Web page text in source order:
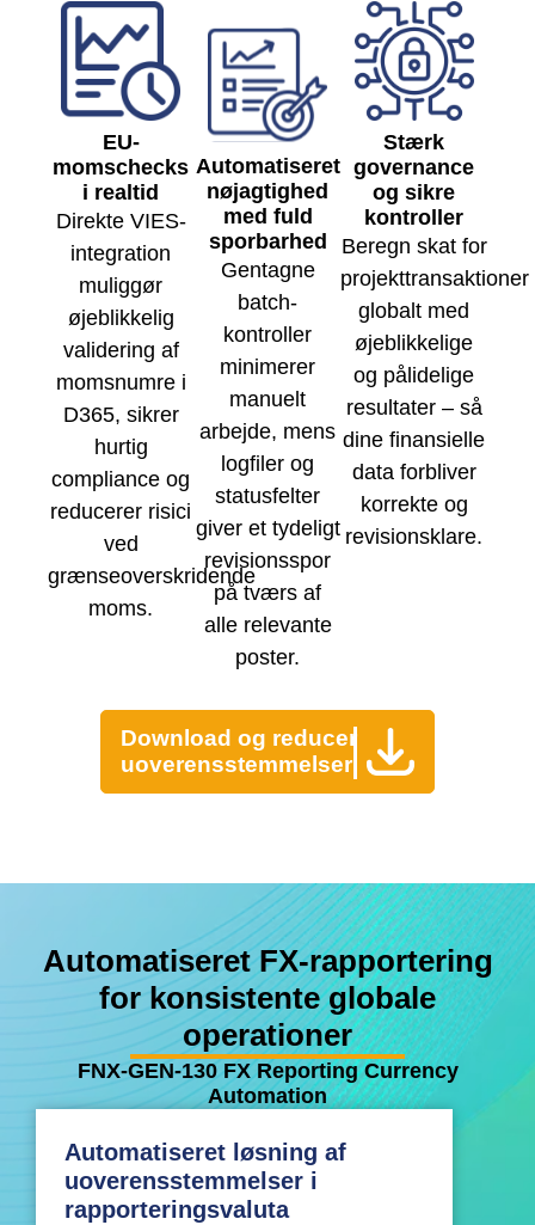
EU-
momschecks
i realtid
Direkte VIES-
integration
muliggør
øjeblikkelig
validering af
momsnumre i
D365, sikrer
hurtig
compliance og
reducerer risici
ved
grænseoverskridende
moms.
Automatiseret
nøjagtighed
med fuld
sporbarhed
Gentagne
batch-
kontroller
minimerer
manuelt
arbejde, mens
logfiler og
statusfelter
giver et tydeligt
revisionsspor
på tværs af
alle relevante
poster.
Stærk
governance
og sikre
kontroller
Beregn skat for
projekttransaktioner
globalt med
øjeblikkelige
og pålidelige
resultater – så
dine finansielle
data forbliver
korrekte og
revisionsklare.
Download og reducer
uoverensstemmelser
Automatiseret FX-rapportering
for konsistente globale
operationer
FNX-GEN-130 FX Reporting Currency
Automation
Automatiseret løsning af
uoverensstemmelser i
rapporteringsvaluta